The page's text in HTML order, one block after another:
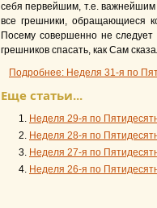
себя первейшим, т.е. важнейшим
все грешники, обращающиеся
Посему совершенно не
грешников спасать, как Сам
Подробнее: Неделя 31-я по
Еще статьи...
Неделя 29-я по
Неделя 28-я по
Неделя 27-я по
Неделя 26-я по